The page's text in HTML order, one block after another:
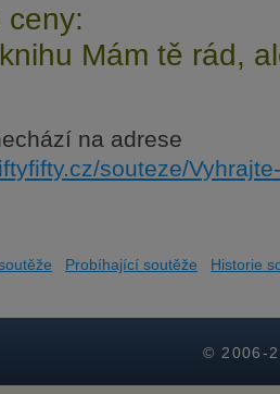
ceny:
Mám tě rád,
na adrese
souteze/
Probíhající soutěže Historie
© 2006-